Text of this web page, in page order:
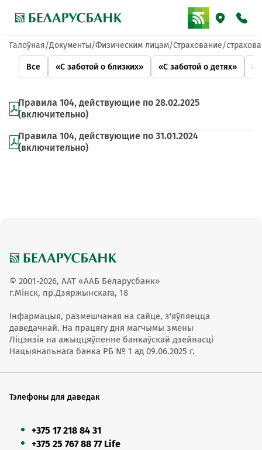
Галоўная Документы Физическим лицам Страхование
Все «С заботой о близких» «С заботой о детях»
Правила 104, действующие по 28.02.2025
(включительно)
Правила 104, действующие по 31.01.2024
(включительно)
© 2001-2026, ААТ «ААБ Беларусбанк»
г.Мінск, пр.Дзяржынскага, 18
Інфармацыя, размешчаная на сайце, з'яўляецца
даведачнай. На працягу дня магчымы змены
Ліцэнзія на ажыццяўленне банкаўскай дзейнасці
Нацыянальнага банка РБ № 1 ад 09.06.2025 г.
Тэлефоны для даведак
+375 17 218 84 31
+375 25 767 88 77 Life